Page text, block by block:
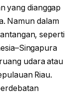
yang dianggap
Namun dalam
seperti
udara atau
Riau.